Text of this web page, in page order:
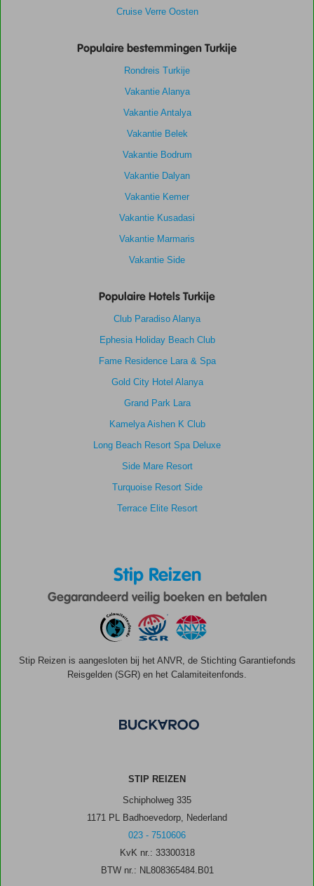
Cruise Verre Oosten
Populaire bestemmingen Turkije
Rondreis Turkije
Vakantie Alanya
Vakantie Antalya
Vakantie Belek
Vakantie Bodrum
Vakantie Dalyan
Vakantie Kemer
Vakantie Kusadasi
Vakantie Marmaris
Vakantie Side
Populaire Hotels Turkije
Club Paradiso Alanya
Ephesia Holiday Beach Club
Fame Residence Lara & Spa
Gold City Hotel Alanya
Grand Park Lara
Kamelya Aishen K Club
Long Beach Resort Spa Deluxe
Side Mare Resort
Turquoise Resort Side
Terrace Elite Resort
Stip Reizen
Gegarandeerd veilig boeken en betalen
Stip Reizen is aangesloten bij het ANVR, de Stichting Garantiefonds
Reisgelden (SGR) en het Calamiteitenfonds.
STIP REIZEN
Schipholweg 335
1171 PL Badhoevedorp, Nederland
023 - 7510606
KvK nr.: 33300318
BTW nr.: NL808365484.B01